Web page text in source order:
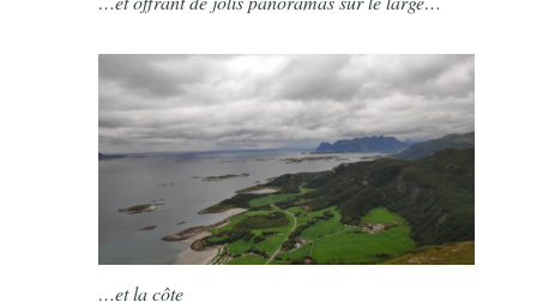
…et la côte